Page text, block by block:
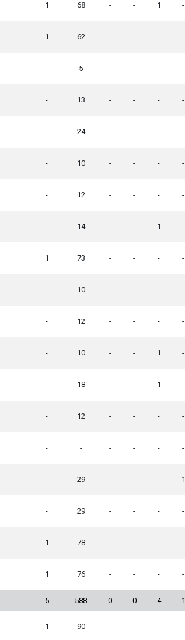
1 68 - - 1 -
1 62 - - - -
- 5 - - - -
- 13 - - - -
- 24 - - - -
- 10 - - - -
- 12 - - - -
- 14 - - 1 -
1 73 - - - -
- 10 - - - -
- 12 - - - -
- 10 - - 1 -
- 18 - - 1 -
- 12 - - - -
- - - - - -
- 29 - - - 1
- 29 - - - -
1 78 - - - -
1 76 - - - -
5 588 0 0 4 1
1 90 - - - -